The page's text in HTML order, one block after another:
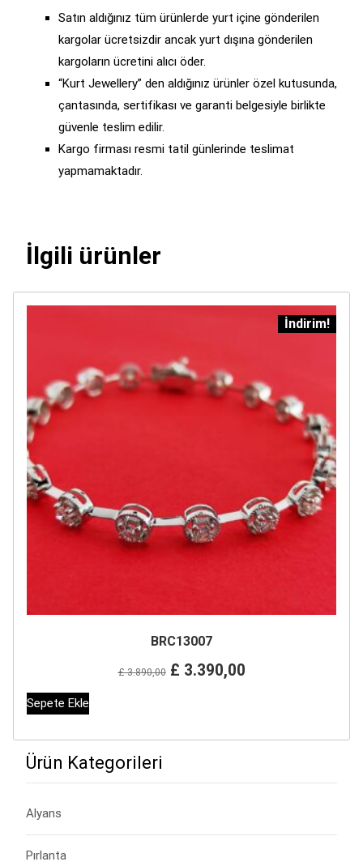
Satın aldığınız tüm ürünlerde yurt içine gönderilen
kargolar ücretsizdir ancak yurt dışına gönderilen
kargoların ücretini alıcı öder.
“Kurt Jewellery” den aldığınız ürünler özel kutusunda,
çantasında, sertifikası ve garanti belgesiyle birlikte
güvenle teslim edilir.
Kargo firması resmi tatil günlerinde teslimat
yapmamaktadır.
İlgili ürünler
İndirim!
BRC13007
£3.890,00 Orijinal
£ 3.390,00Şu
Sepete Ekle
Ürün Kategorileri
Alyans
Pırlanta